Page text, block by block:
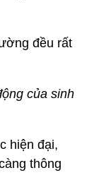
đều rất
của sinh
hiện đại,
thông